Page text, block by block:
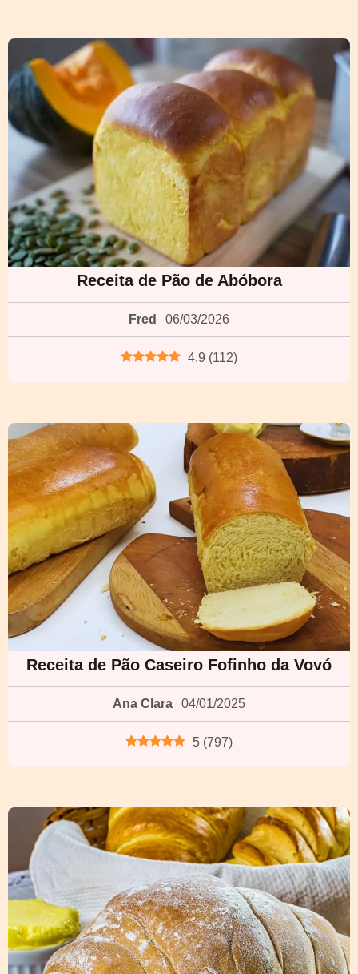
Receita de Pão de Abóbora
Fred 06/03/2026
4.9 (112)
Receita de Pão Caseiro Fofinho da Vovó
Ana Clara 04/01/2025
5 (797)